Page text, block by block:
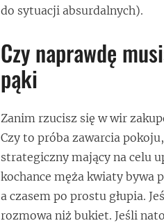
do sytuacji absurdalnych).
Czy naprawdę
pąki
Zanim rzucisz się w wir
Czy to próba zawarcia
strategiczny mający na celu
kochance męża kwiaty bywa
a czasem po prostu głupia.
rozmowa niż bukiet. Jeśli